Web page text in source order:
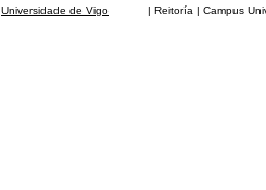
Universidade de Vigo | Reitoría | Campus